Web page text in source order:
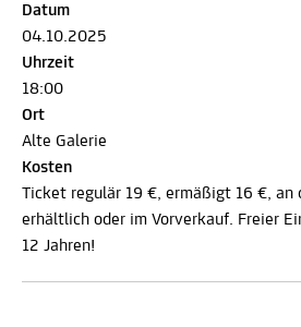
Datum
04.10.2025
Uhrzeit
18:00
Ort
Alte Galerie
Kosten
Ticket regulär 19 €, ermäßigt 16 €, an
erhältlich oder im Vorverkauf. Freier
12 Jahren!